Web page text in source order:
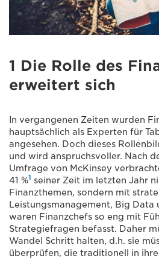
1 Die Rolle des
erweitert sich
In vergangenen Zeiten wurden
hauptsächlich als Experten für
angesehen. Doch dieses
und wird anspruchsvoller. Nach
Umfrage von McKinsey
41 %1 seiner Zeit im letzten Jahr
Finanzthemen, sondern mit
Leistungsmanagement, Big Data
waren Finanzchefs so eng mit
Strategiefragen befasst. Daher
Wandel Schritt halten, d.h. sie
überprüfen, die traditionell in